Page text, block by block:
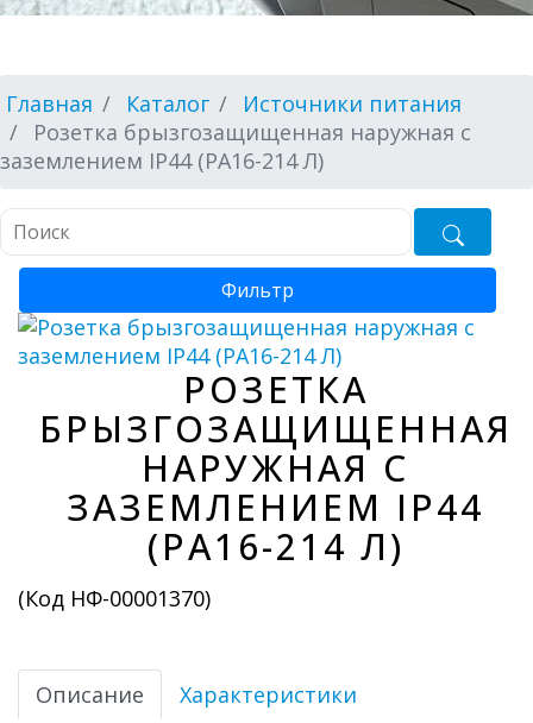
Главная Каталог
Источники питания
Розетка брызгозащищенная наружная с
заземлением IP44 (РА16-214 Л)
Фильтр
РОЗЕТКА
БРЫЗГОЗАЩИЩЕННАЯ
НАРУЖНАЯ С
ЗАЗЕМЛЕНИЕМ IP44
(РА16-214 Л)
(Код НФ-00001370)
Описание
Характеристики